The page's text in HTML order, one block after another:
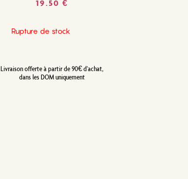
19.50€
Rupture de stock
Livraison offerte à partir de 90€ d'achat,
dans les DOM uniquement